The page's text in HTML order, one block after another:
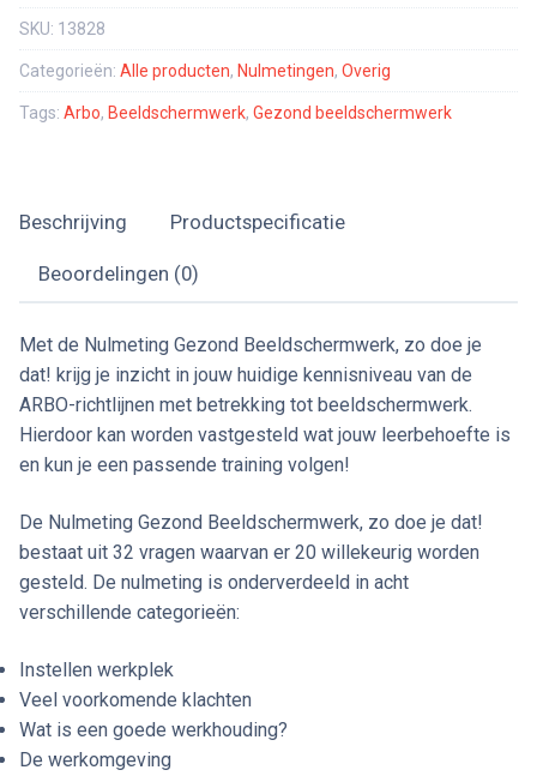
zo
je
dat!
SKU: 13828
Categorieën: Alle producten, Nulmetingen, Overig
Tags: Arbo, Beeldschermwerk, Gezond beeldschermwerk
Beschrijving Productspecificatie
Beoordelingen (0)
Met de Nulmeting Gezond Beeldschermwerk, zo doe je
dat! krijg je inzicht in jouw huidige kennisniveau van de
ARBO-richtlijnen met betrekking tot beeldschermwerk.
Hierdoor kan worden vastgesteld wat jouw leerbehoefte is
en kun je een passende training volgen!
De Nulmeting Gezond Beeldschermwerk, zo doe je dat!
bestaat uit 32 vragen waarvan er 20 willekeurig worden
gesteld. De nulmeting is onderverdeeld in acht
verschillende categorieën:
Instellen werkplek
Veel voorkomende klachten
Wat is een goede werkhouding?
De werkomgeving